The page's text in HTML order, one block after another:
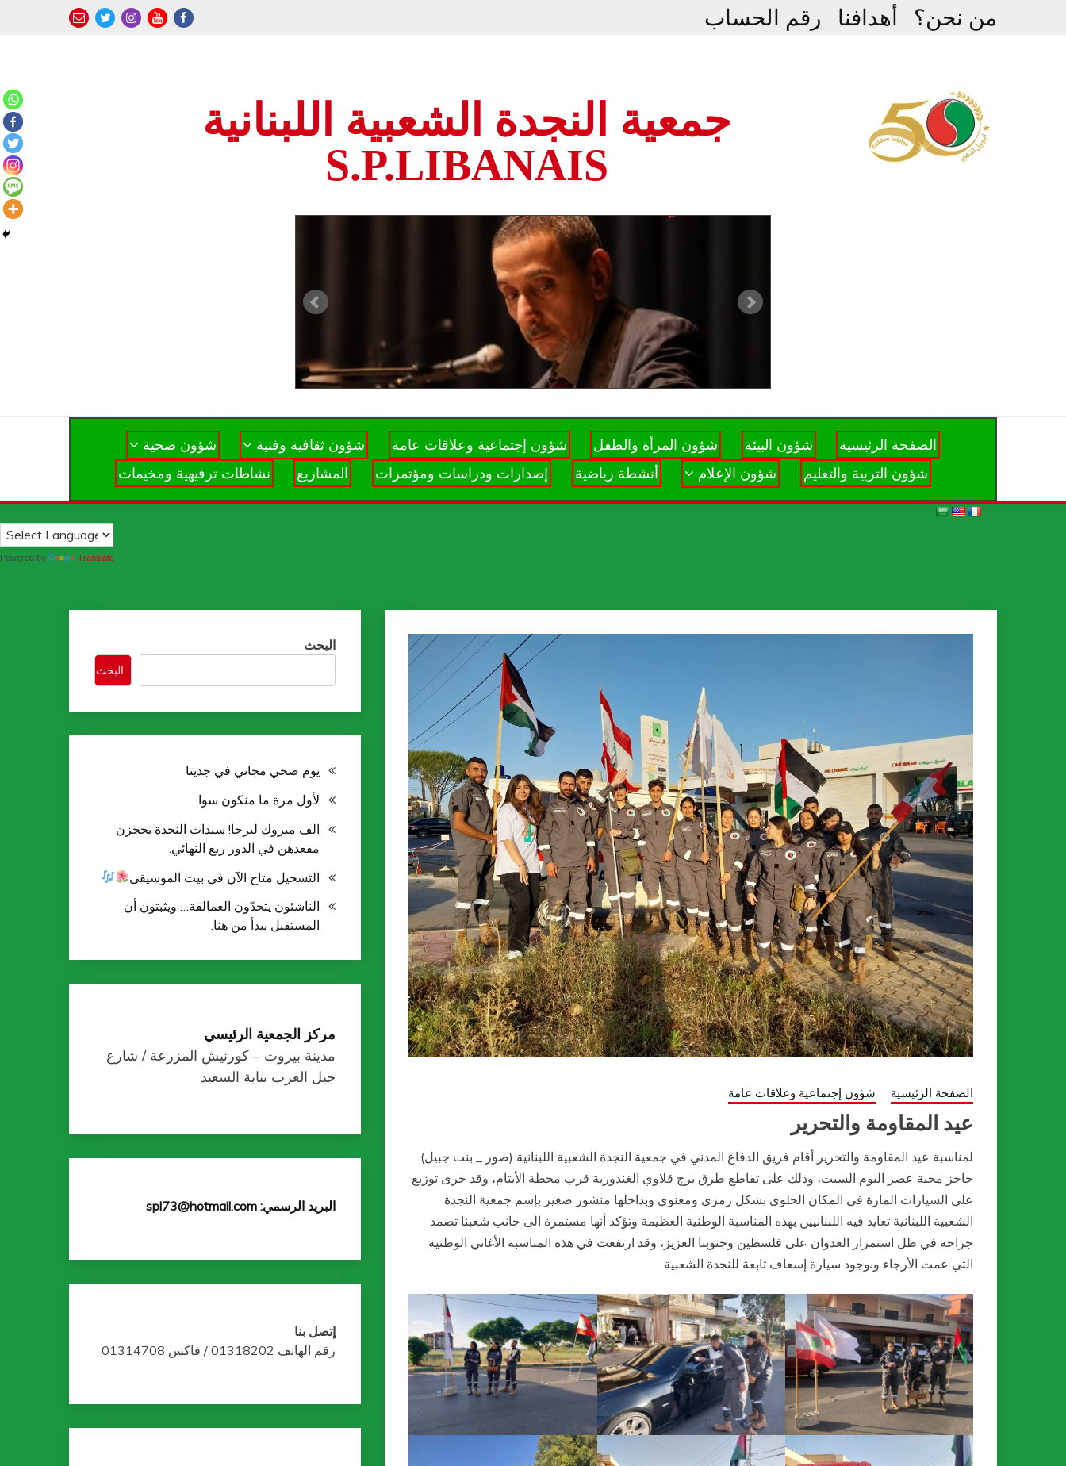
من نحن؟ أهدافنا رقم الحساب
جمعية النجدة الشعبية اللبنانية
S.P.LIBANAIS
الصفحة الرئيسية شؤون البيئة شؤون المرأة والطفل شؤون إجتماعية وعلاقات عامة شؤون ثقافية وفنية
شؤون صحية
شؤون التربية والتعليم
شؤون الإعلام أنشطة رياضية إصدارات ودراسات ومؤتمرات المشاريع نشاطات ترفيهية ومخيمات
Powered by Translate
الصفحة الرئيسية شؤون إجتماعية وعلاقات عامة
عيد المقاومة والتحرير
لمناسبة عيد المقاومة والتحرير أقام فريق الدفاع المدني في جمعية النجدة الشعبية اللبنانية (صور _ بنت جبيل)
حاجز محبة عصر اليوم السبت، وذلك على تقاطع طرق برج قلاوي الغندورية قرب محطة الأيتام، وقد جرى توزيع
على السيارات المارة في المكان الحلوى بشكل رمزي ومعنوي وبداخلها منشور صغير بإسم جمعية النجدة
الشعبية اللبنانية تعايد فيه اللبنانيين بهذه المناسبة الوطنية العظيمة وتؤكد أنها مستمرة الى جانب شعبنا تضمد
جراحه في ظل استمرار العدوان على فلسطين وجنوبنا العزيز، وقد ارتفعت في هذه المناسبة الأغاني الوطنية
التي عمت الأرجاء وبوجود سيارة إسعاف تابعة للنجدة الشعبية.
البحث
البحث
يوم صحي مجاني في جديتا
لأول مرة ما منكون سوا
الف مبروك لبرجا! سيدات النجدة يحجزن
مقعدهن في الدور ربع النهائي.
التسجيل متاح الآن في بيت الموسيقى
الناشئون يتحدّون العمالقة… ويثبتون أن
المستقبل يبدأ من هنا.
مركز الجمعية الرئيسي
مدينة بيروت – كورنيش المزرعة / شارع
جبل العرب بناية السعيد
البريد الرسمي: spl73@hotmail.com
إتصل بنا
رقم الهاتف 01318202 / فاكس 01314708